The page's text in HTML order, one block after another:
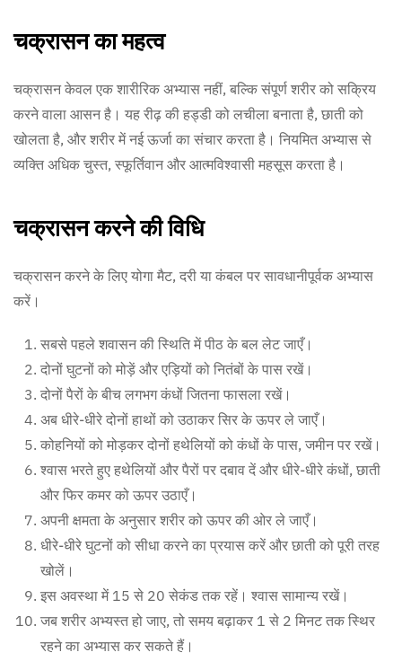
चक्रासन का महत्व
चक्रासन केवल एक शारीरिक अभ्यास नहीं, बल्कि संपूर्ण शरीर को सक्रिय
करने वाला आसन है। यह रीढ़ की हड्डी को लचीला बनाता है, छाती को
खोलता है, और शरीर में नई ऊर्जा का संचार करता है। नियमित अभ्यास से
व्यक्ति अधिक चुस्त, स्फूर्तिवान और आत्मविश्वासी महसूस करता है।
चक्रासन करने की विधि
चक्रासन करने के लिए योगा मैट, दरी या कंबल पर सावधानीपूर्वक अभ्यास
करें।
सबसे पहले शवासन की स्थिति में पीठ के बल लेट जाएँ।
दोनों घुटनों को मोड़ें और एड़ियों को नितंबों के पास रखें।
दोनों पैरों के बीच लगभग कंधों जितना फासला रखें।
अब धीरे-धीरे दोनों हाथों को उठाकर सिर के ऊपर ले जाएँ।
कोहनियों को मोड़कर दोनों हथेलियों को कंधों के पास, जमीन पर रखें।
श्वास भरते हुए हथेलियों और पैरों पर दबाव दें और धीरे-धीरे कंधों, छाती
और फिर कमर को ऊपर उठाएँ।
अपनी क्षमता के अनुसार शरीर को ऊपर की ओर ले जाएँ।
धीरे-धीरे घुटनों को सीधा करने का प्रयास करें और छाती को पूरी तरह
खोलें।
इस अवस्था में 15 से 20 सेकंड तक रहें। श्वास सामान्य रखें।
जब शरीर अभ्यस्त हो जाए, तो समय बढ़ाकर 1 से 2 मिनट तक स्थिर
रहने का अभ्यास कर सकते हैं।